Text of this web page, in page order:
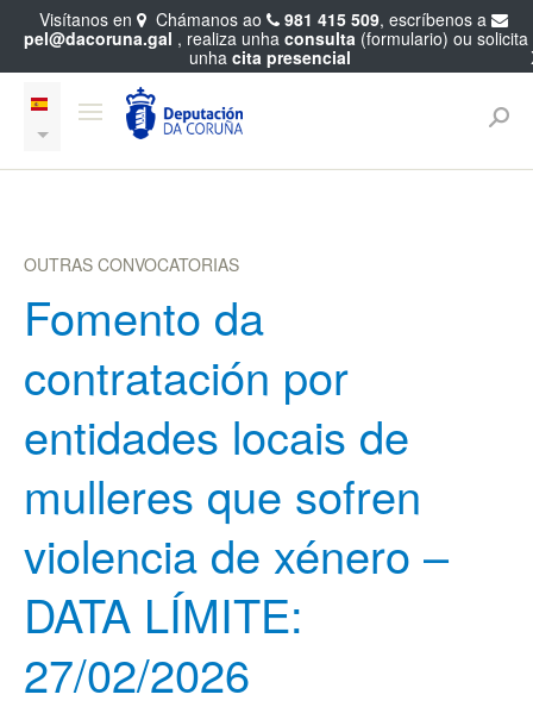
OUTRAS CONVOCATORIAS
Fomento da
contratación por
entidades locais de
mulleres que sofren
violencia de xénero –
DATA LÍMITE:
27/02/2026
Visítanos en Chámanos ao 981 415 509, escríbenos a
pel@dacoruna.gal , realiza unha consulta(formulario) ou solicita
unha cita presencial